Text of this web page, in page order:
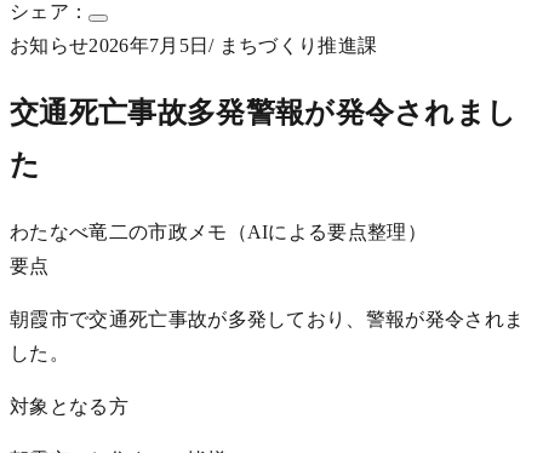
シェア：
お知らせ2026年7月5日/ まちづくり推進課
交通死亡事故多発警報が発令されまし
た
わたなべ竜二の市政メモ（AIによる要点整理）
要点
朝霞市で交通死亡事故が多発しており、警報が発令されま
した。
対象となる方